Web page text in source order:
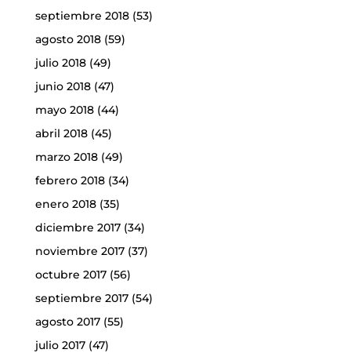
septiembre 2018(53)
agosto 2018(59)
julio 2018(49)
junio 2018(47)
mayo 2018(44)
abril 2018(45)
marzo 2018(49)
febrero 2018(34)
enero 2018(35)
diciembre 2017(34)
noviembre 2017(37)
octubre 2017(56)
septiembre 2017(54)
agosto 2017(55)
julio 2017(47)